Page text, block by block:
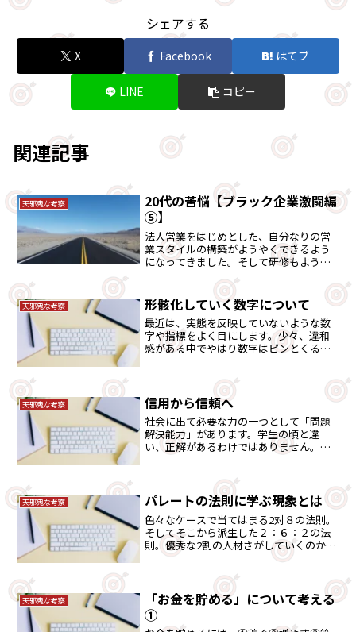
シェアする
X Facebook はてブ
LINE コピー
関連記事
天邪鬼な考察
20代の苦悩【ブラック企業激闘編
⑤】
法人営業をはじめとした、自分なりの営
業スタイルの構築がようやくできるよう
になってきました。そして研修もようや
去れる日がきましたが・・・
天邪鬼な考察 形骸化していく数字について
最近は、実態を反映していないような数
字や指標をよく目にします。少々、違和
感がある中でやはり数字はピンとくるも
天邪鬼な考察 信用から信頼へ
社会に出て必要な力の一つとして「問題
解決能力」があります。学生の頃と違
い、正解があるわけではありません。相
天邪鬼な考察 パレートの法則に学ぶ現象とは
色々なケースで当てはまる2対８の法則。
そしてそこから派生した２：６：２の法
則。優秀な2割の人材さがしていくのか、
「人財」に変えていくのは経営者の教育
天邪鬼な考察
「お金を貯める」について考える
①